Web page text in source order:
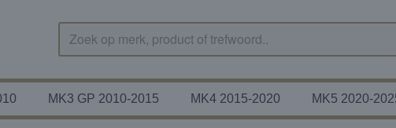
MK3 GP 2010-2015 MK4 2015-2020 MK5 2020-